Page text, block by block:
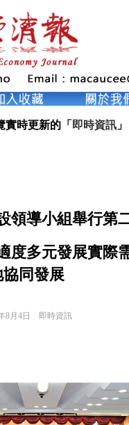
時更新的「 即時資訊 」
領導小組舉行第
度多元發展實際
協同發展
8月4日 即時資訊